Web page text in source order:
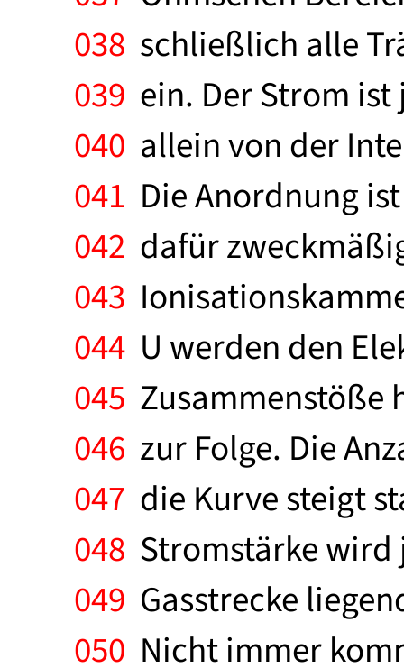
038 schließlich alle
039 ein. Der Strom
040 allein von der
041 Die Anordnung
042 dafür
043
044 U werden den
045 Zusammenstöße
046 zur Folge. Die
047 die Kurve steigt
048 Stromstärke
049 Gasstrecke
050 Nicht immer